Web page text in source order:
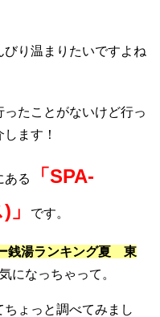
びり温まりたいですよね
たことがないけど行っ
ます！
ある
「SPA-
です。
銭湯ランキング夏 東
になっちゃって。
ょっと調べてみまし